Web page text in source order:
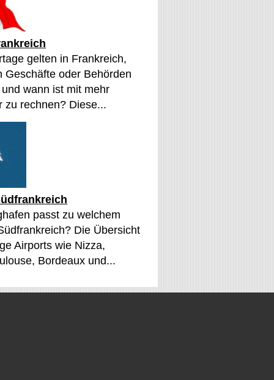
gelten in Frankreich,
Geschäfte oder Behörden
wann ist mit mehr
zu rechnen? Diese...
passt zu welchem
Die Übersicht
Airports wie Nizza,
Bordeaux und...